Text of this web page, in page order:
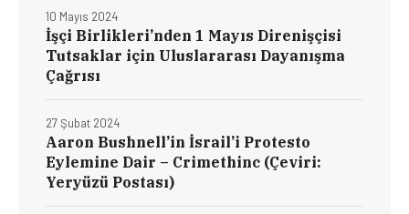
İşçi Birlikleri’nden 1 Mayıs Direnişçisi
Tutsaklar için Uluslararası Dayanışma
Çağrısı
10 Mayıs 2024
Aaron Bushnell’in İsrail’i Protesto
Eylemine Dair – Crimethinc (Çeviri:
Yeryüzü Postası)
27 Şubat 2024